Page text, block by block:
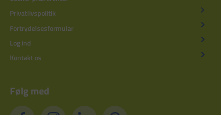
Privatlivspolitik
Fortrydelsesformular
Log ind
Kontakt os
Følg med